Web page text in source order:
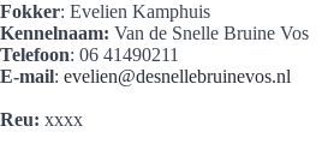
Fokker: Evelien Kamphuis
Kennelnaam: Van de Snelle Bruine Vos
Telefoon: 06 41490211
E-mail: evelien@desnellebruinevos.nl
Reu: xxxx